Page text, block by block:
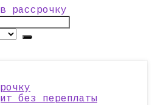
рассрочку
без переплаты